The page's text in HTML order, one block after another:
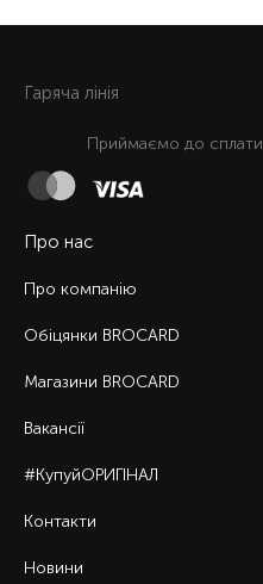
Про нас
Про компанію
Обіцянки BROCARD
Магазини BROCARD
Вакансії
#КупуйОРИГІНАЛ
Контакти
Новини
Гаряча лiнiя
Приймаємо до сплати